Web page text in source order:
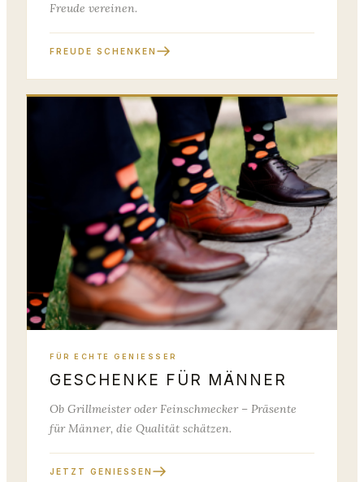
Freude vereinen.
FREUDE SCHENKEN
FÜR ECHTE GENIESSER
GESCHENKE FÜR MÄNNER
Ob Grillmeister oder Feinschmecker – Präsente
für Männer, die Qualität schätzen.
JETZT GENIESSEN